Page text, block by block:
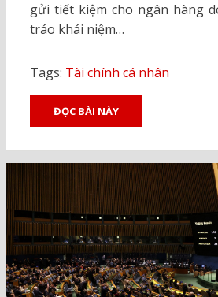
gửi tiết kiệm cho ngân hàng
tráo khái niệm…
Tags: Tài chính cá nhân
ĐỌC BÀI NÀY